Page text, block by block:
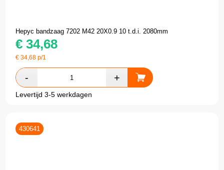
Hepyc bandzaag 7202 M42 20X0.9 10 t.d.i. 2080mm
€ 34,68
€34,68 p/1
Levertijd 3-5 werkdagen
430641